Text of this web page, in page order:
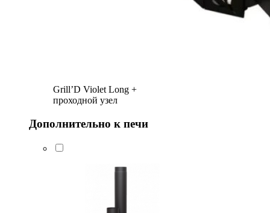
Grill’D Violet Long +
проходной узел
Дополнительно к печи